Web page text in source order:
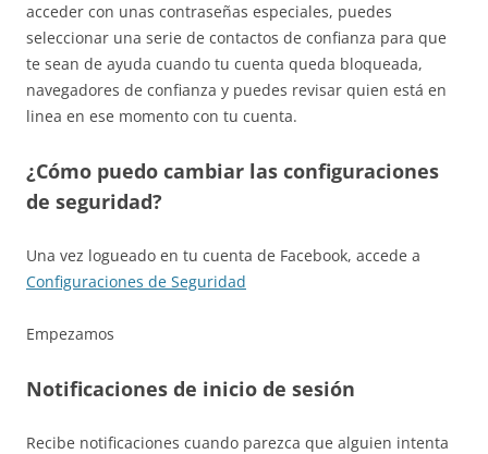
acceder con unas contraseñas especiales, puedes
seleccionar una serie de contactos de confianza para que
te sean de ayuda cuando tu cuenta queda bloqueada,
navegadores de confianza y puedes revisar quien está en
linea en ese momento con tu cuenta.
¿Cómo puedo cambiar las configuraciones
de seguridad?
Una vez logueado en tu cuenta de Facebook, accede a
Configuraciones de Seguridad
Empezamos
Notificaciones de inicio de sesión
Recibe notificaciones cuando parezca que alguien intenta